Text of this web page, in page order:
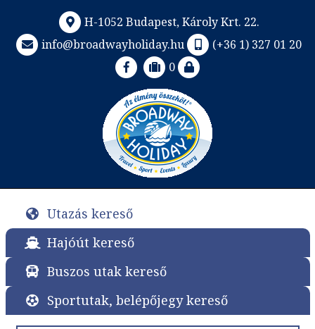
H-1052 Budapest, Károly Krt. 22.
info@broadwayholiday.hu
(+36 1) 327 01 20
0
Utazás kereső
Hajóút kereső
Buszos utak kereső
Sportutak, belépőjegy kereső